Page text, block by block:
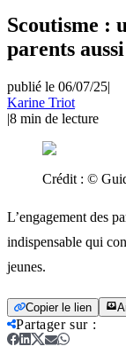
Scoutisme :
parents aussi
publié le 06/07/25|
Karine Triot
|8 min de lecture
Crédit : ©
L’engagement des
indispensable qui
jeunes.
Copier le lien
Partager sur: